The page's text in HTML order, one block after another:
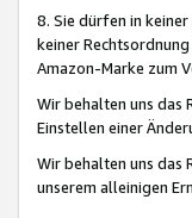
8. Sie dürfen in
keiner
Amazon-Marke zum
Wir behalten uns das
Einstellen einer
Wir behalten uns das
unserem alleinigen